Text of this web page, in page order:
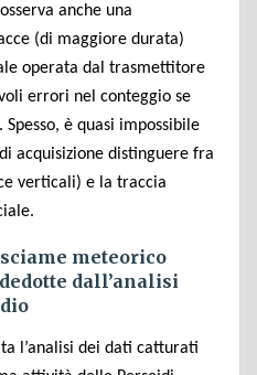
anche una
(di maggiore durata)
operata dal trasmettitore
errori nel conteggio se
è quasi impossibile
acquisizione distinguere fra
verticali) e la traccia
meteorico
dall’analisi
l’analisi dei dati catturati